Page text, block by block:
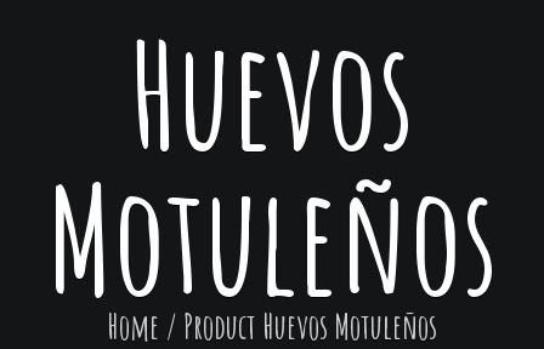
Huevos
Motuleños
Home / Product Huevos Motuleños